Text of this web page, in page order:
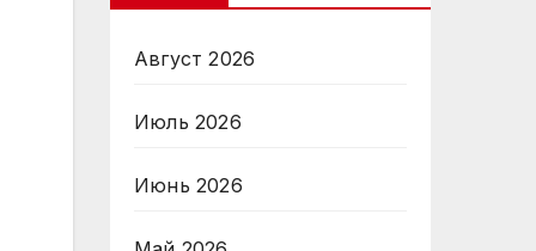
Август 2026
Июль 2026
Июнь 2026